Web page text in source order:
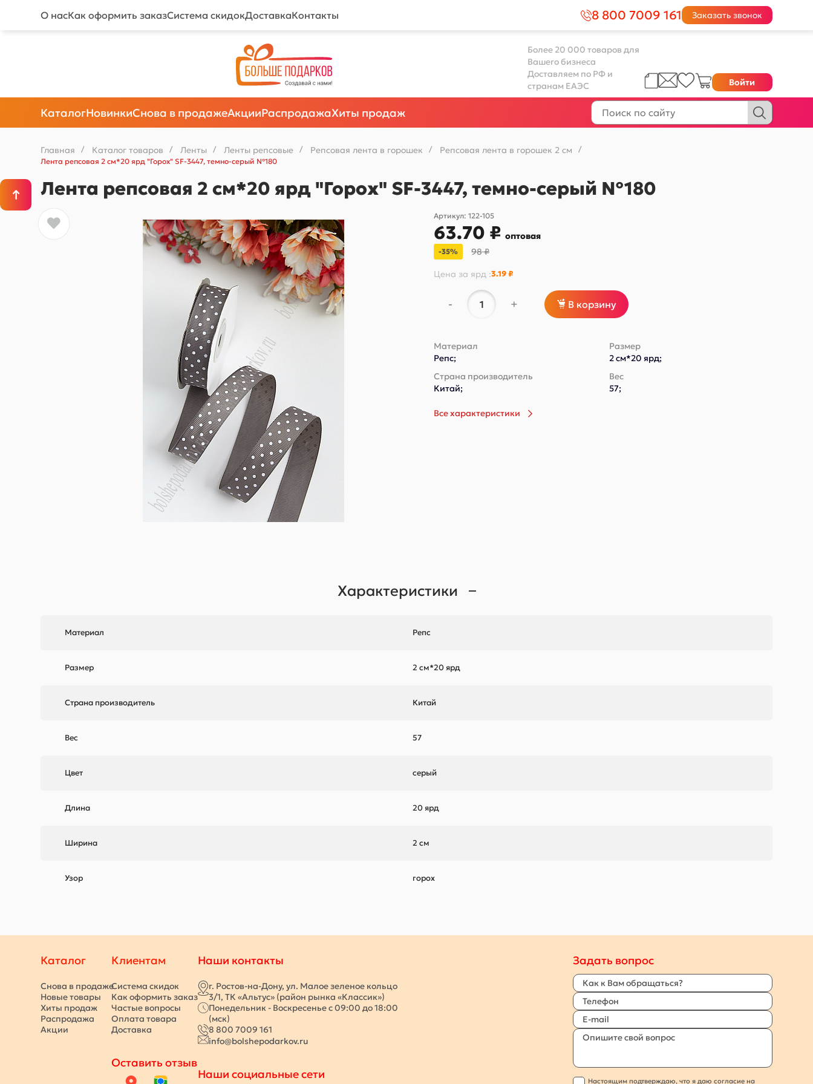
О насКак оформить заказСистема скидокДоставкаКонтакты 8 800 7009 161 Заказать звонок
Более 20 000 товаров для
Вашего бизнеса
Доставляем по РФ и
странам ЕАЭС
Войти
КаталогНовинкиСнова в продажеАкцииРаспродажаХиты продаж
Главная / Каталог товаров / Ленты / Ленты репсовые / Репсовая лента в горошек / Репсовая лента в горошек 2 см
/
Лента репсовая 2 см*20 ярд "Горох" SF-3447, темно-серый №180
Лента репсовая 2 см*20 ярд "Горох" SF-3447, темно-серый №180
Артикул:122-105
63.70 ₽оптовая
-35% 98 ₽
Цена за ярд :3.19 ₽
- + В корзину
Материал
Репс;
Размер
2 см*20 ярд;
Страна производитель
Китай;
Вес
57;
Все характеристики
Характеристики
Материал Репс
Размер 2 см*20 ярд
Страна производитель Китай
Вес 57
Цвет серый
Длина 20 ярд
Ширина 2 см
Узор горох
Каталог
Снова в продаже
Новые товары
Хиты продаж
Распродажа
Акции
Клиентам
Система скидок
Как оформить заказ
Частые вопросы
Оплата товара
Доставка
Оставить отзыв
Наши контакты
г. Ростов-на-Дону, ул. Малое зеленое кольцо
3/1, ТК «Альтус» (район рынка «Классик»)
Понедельник - Воскресенье с 09:00 до 18:00
(мск)
8 800 7009 161
info@bolshepodarkov.ru
Наши социальные сети
Задать вопрос
Настоящим подтверждаю, что я даю согласие на